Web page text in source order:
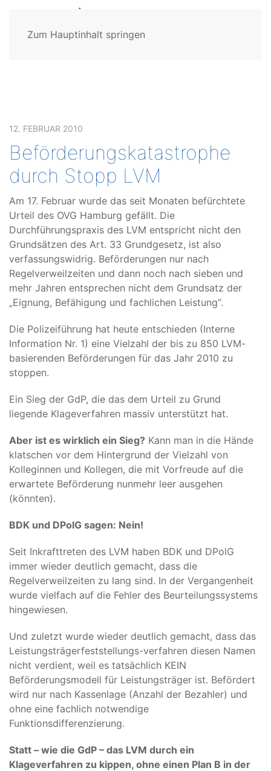
Zum Hauptinhalt springen
12. FEBRUAR 2010
Beförderungskatastrophe
durch Stopp LVM
Am 17. Februar wurde das seit Monaten befürchtete
Urteil des OVG Hamburg gefällt. Die
Durchführungspraxis des LVM entspricht nicht den
Grundsätzen des Art. 33 Grundgesetz, ist also
verfassungswidrig. Beförderungen nur nach
Regelverweilzeiten und dann noch nach sieben und
mehr Jahren entsprechen nicht dem Grundsatz der
„Eignung, Befähigung und fachlichen Leistung“.
Die Polizeiführung hat heute entschieden (Interne
Information Nr. 1) eine Vielzahl der bis zu 850 LVM-
basierenden Beförderungen für das Jahr 2010 zu
stoppen.
Ein Sieg der GdP, die das dem Urteil zu Grund
liegende Klageverfahren massiv unterstützt hat.
Aber ist es wirklich ein Sieg? Kann man in die Hände
klatschen vor dem Hintergrund der Vielzahl von
Kolleginnen und Kollegen, die mit Vorfreude auf die
erwartete Beförderung nunmehr leer ausgehen
(könnten).
BDK und DPolG sagen: Nein!
Seit Inkrafttreten des LVM haben BDK und DPolG
immer wieder deutlich gemacht, dass die
Regelverweilzeiten zu lang sind. In der Vergangenheit
wurde vielfach auf die Fehler des Beurteilungssystems
hingewiesen.
Und zuletzt wurde wieder deutlich gemacht, dass das
Leistungsträgerfeststellungs-verfahren diesen Namen
nicht verdient, weil es tatsächlich KEIN
Beförderungsmodell für Leistungsträger ist. Befördert
wird nur nach Kassenlage (Anzahl der Bezahler) und
ohne eine fachlich notwendige
Funktionsdifferenzierung.
Statt – wie die GdP – das LVM durch ein
Klageverfahren zu kippen, ohne einen Plan B in der